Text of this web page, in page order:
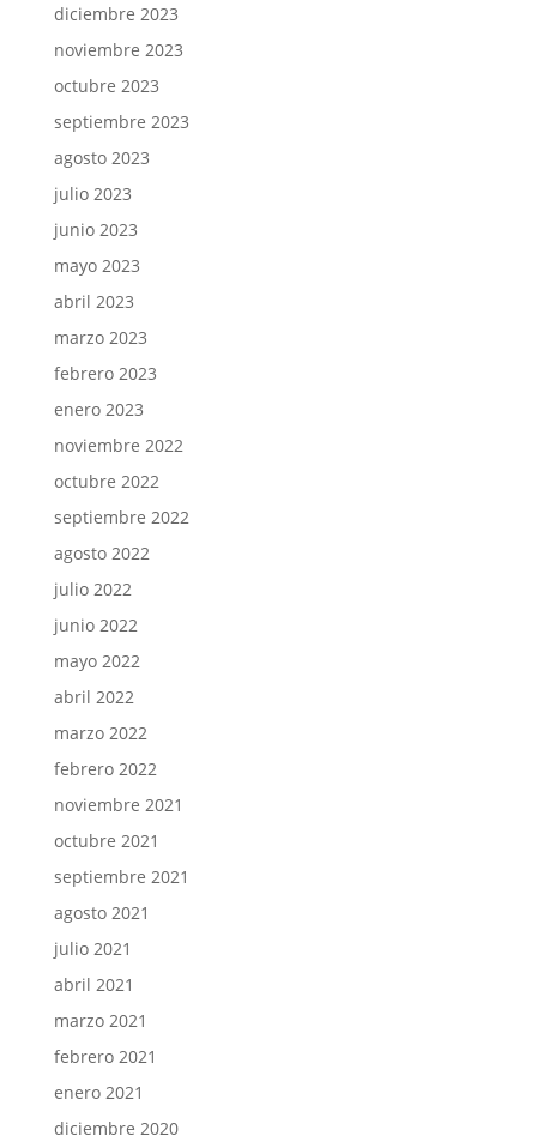
diciembre 2023
noviembre 2023
octubre 2023
septiembre 2023
agosto 2023
julio 2023
junio 2023
mayo 2023
abril 2023
marzo 2023
febrero 2023
enero 2023
noviembre 2022
octubre 2022
septiembre 2022
agosto 2022
julio 2022
junio 2022
mayo 2022
abril 2022
marzo 2022
febrero 2022
noviembre 2021
octubre 2021
septiembre 2021
agosto 2021
julio 2021
abril 2021
marzo 2021
febrero 2021
enero 2021
diciembre 2020